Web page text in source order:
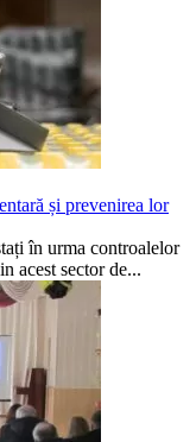
și prevenirea lor
în urma controalelor
acest sector de...